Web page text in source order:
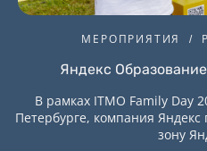
МЕРОПРИЯТИЯ
Яндекс
В рамках ITMO Family Day
Петербурге, компания
зону